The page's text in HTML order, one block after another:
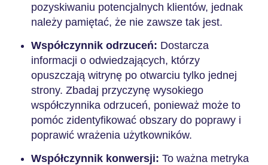
pozyskiwaniu potencjalnych klientów, jednak
należy pamiętać, że nie zawsze tak jest.
Współczynnik odrzuceń: Dostarcza
informacji o odwiedzających, którzy
opuszczają witrynę po otwarciu tylko jednej
strony. Zbadaj przyczynę wysokiego
współczynnika odrzuceń, ponieważ może to
pomóc zidentyfikować obszary do poprawy i
poprawić wrażenia użytkowników.
Współczynnik konwersji: To ważna metryka